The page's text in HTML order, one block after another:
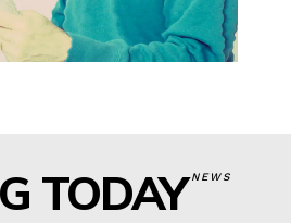
TODAYNEWS